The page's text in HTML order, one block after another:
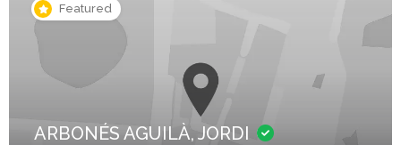
Featured
ARBONÉS AGUILÀ, JORDI